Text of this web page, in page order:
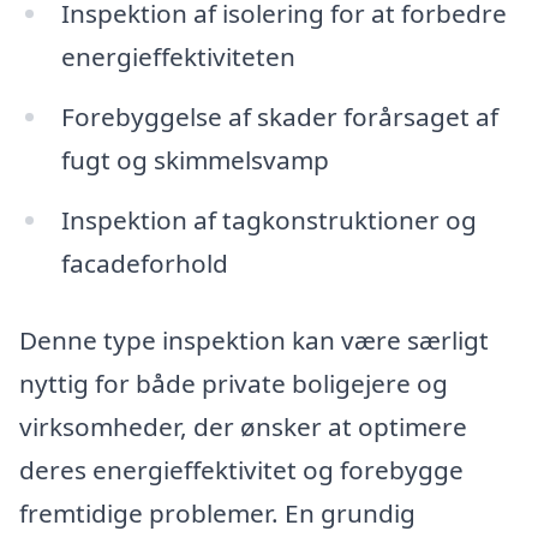
Inspektion af isolering for at forbedre
energieffektiviteten
Forebyggelse af skader forårsaget af
fugt og skimmelsvamp
Inspektion af tagkonstruktioner og
facadeforhold
Denne type inspektion kan være særligt
nyttig for både private boligejere og
virksomheder, der ønsker at optimere
deres energieffektivitet og forebygge
fremtidige problemer. En grundig